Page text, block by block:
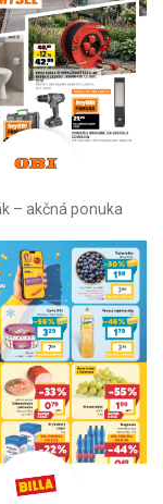
–⁠ akčná ponuka